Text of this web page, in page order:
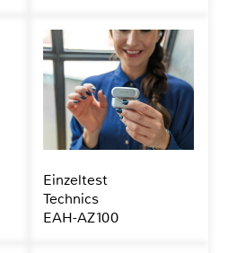
Einzeltest
Technics
EAH-AZ100